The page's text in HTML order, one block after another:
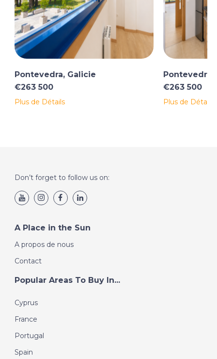
Pontevedra, Galicie
€263 500
Plus de Détails
Pontevedra,
€263 500
Plus de Détails
Don’t forget to follow us on:
A Place in the Sun
A propos de nous
Contact
Popular Areas To Buy In...
Cyprus
France
Portugal
Spain